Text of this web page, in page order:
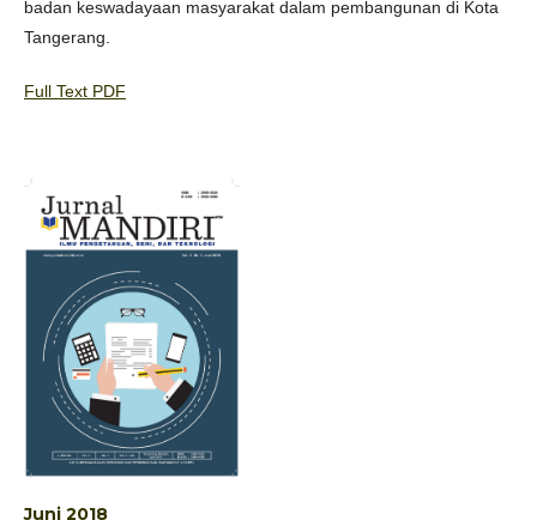
badan keswadayaan masyarakat dalam pembangunan di Kota
Tangerang.
Full Text PDF
Juni 2018